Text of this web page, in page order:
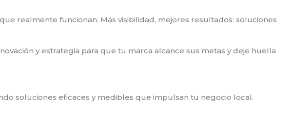
realmente funcionan. Más visibilidad, mejores resultados: soluciones
y estrategia para que tu marca alcance sus metas y deje huella
soluciones eficaces y medibles que impulsan tu negocio local.